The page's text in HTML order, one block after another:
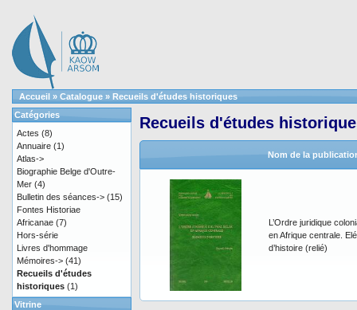
Accueil » Catalogue » Recueils d'études historiques
Recueils d'études
Nom de la
L’Ordre juridique
en Afrique centrale.
d’histoire (relié)
Catégories
Actes (8)
Annuaire (1)
Atlas->
Biographie Belge d'Outre-
Mer (4)
Bulletin des séances-> (15)
Fontes Historiae
Africanae (7)
Hors-série
Livres d'hommage
Mémoires-> (41)
Recueils d'études
historiques (1)
Vitrine